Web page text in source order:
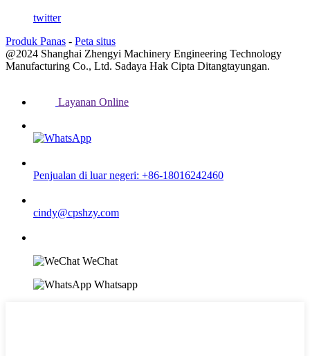
twitter
Produk Panas - Peta situs
@2024 Shanghai Zhengyi Machinery Engineering Technology
Manufacturing Co., Ltd. Sadaya Hak Cipta Ditangtayungan.
Layanan Online
Penjualan di luar negeri: +86-18016242460
cindy@cpshzy.com
WeChat
Whatsapp